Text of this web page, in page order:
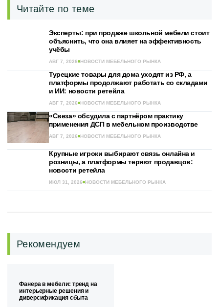
Читайте по теме
Эксперты: при продаже школьной мебели стоит
объяснить, что она влияет на эффективность
учёбы
АВГ 7, 2026 НОВОСТИ МЕБЕЛЬНОГО РЫНКА
Турецкие товары для дома уходят из РФ, а
платформы продолжают работать со складами
и ИИ: новости ретейла
АВГ 7, 2026 НОВОСТИ МЕБЕЛЬНОГО РЫНКА
«Свеза» обсудила с партнёром практику
применения ДСП в мебельном производстве
АВГ 7, 2026 НОВОСТИ МЕБЕЛЬНОГО РЫНКА
Крупные игроки выбирают связь онлайна и
розницы, а платформы теряют продавцов:
новости ретейла
ИЮЛ 31, 2026 НОВОСТИ МЕБЕЛЬНОГО РЫНКА
Рекомендуем
Фанера в мебели: тренд на
интерьерные решения и
диверсификация сбыта